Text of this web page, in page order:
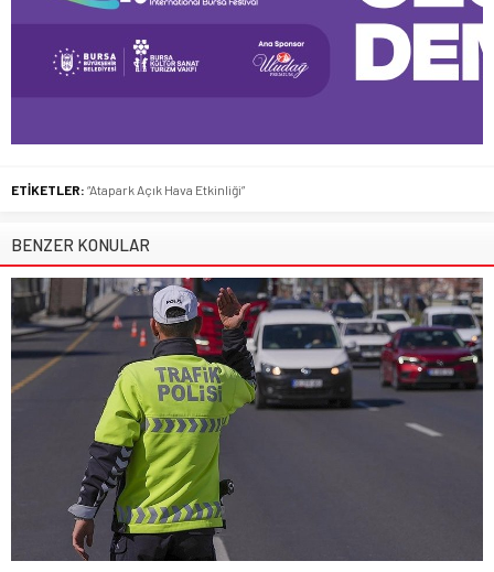
ETİKETLER: “Atapark Açık Hava Etkinliği”
BENZER KONULAR